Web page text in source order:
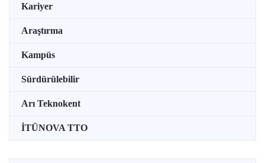
Kariyer
Araştırma
Kampüs
Sürdürülebilir
Arı Teknokent
İTÜNOVA TTO